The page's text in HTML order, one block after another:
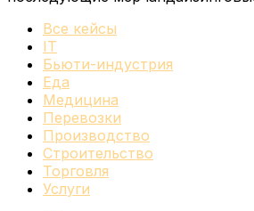
Все кейсы
IT
Бьюти-индустрия
Еда
Медицина
Перевозки
Производство
Строительство
Торговля
Услуги